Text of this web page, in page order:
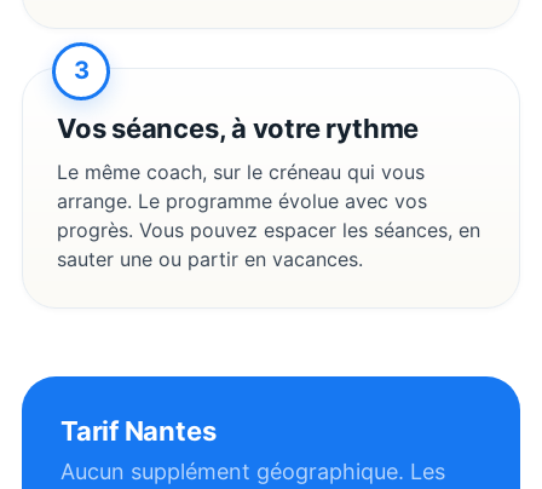
3
Vos séances, à votre rythme
Le même coach, sur le créneau qui vous
arrange. Le programme évolue avec vos
progrès. Vous pouvez espacer les séances, en
sauter une ou partir en vacances.
TarifNantes
Aucun supplément géographique. Les